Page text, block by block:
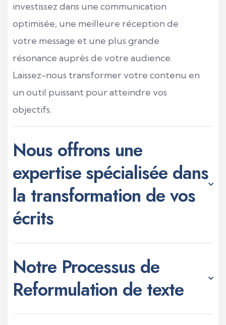
investissez dans une communication
optimisée, une meilleure réception de
votre message et une plus grande
résonance auprès de votre audience.
Laissez-nous transformer votre contenu en
un outil puissant pour atteindre vos
objectifs.
Nous offrons une
expertise spécialisée dans
la transformation de vos
écrits
Notre Processus de
Reformulation de texte